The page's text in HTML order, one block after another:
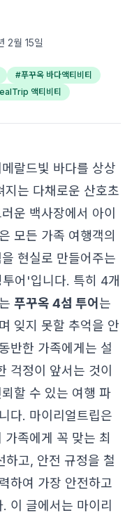
2월 15일
#푸꾸옥 바다액티비티
액티비티
랄드빛 바다를 상상
지는 다채로운 산호초
운 백사장에서 아이
모든 가족 여행객의
현실로 만들어주는
어'입니다. 특히 4개
푸꾸옥 4섬 투어 는
잊지 못할 추억을 안
반한 가족에게는 설
걱정이 앞서는 것이
할 수 있는 여행 파
다. 마이리얼트립은
족에게 꼭 맞는 최
하고, 안전 규정을 철
하여 가장 안전하고
이 글에서는 마이리